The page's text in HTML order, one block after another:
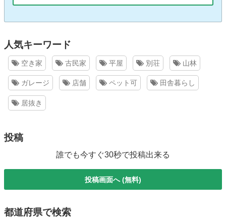
人気キーワード
空き家 古民家 平屋 別荘 山林
ガレージ 店舗 ペット可 田舎暮らし
居抜き
投稿
誰でも今すぐ30秒で投稿出来る
投稿画面へ (無料)
都道府県で検索